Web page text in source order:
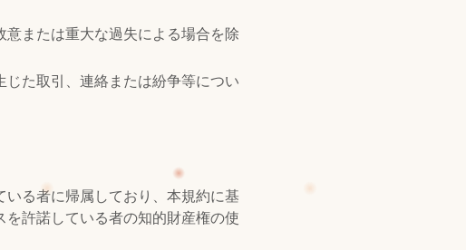
または重大な過失による場合を除
た取引、連絡または紛争等につい
る者に帰属しており、本規約に基
許諾している者の知的財産権の使